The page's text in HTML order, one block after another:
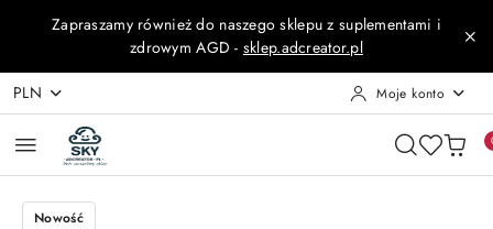
Przejdź do treści głównej
Przejdź do wyszukiwarki
Przejdź do moje konto
Przejdź do menu głównego
Przejdź do opisu produktu
Przejdź do stopki
Zapraszamy również do naszego sklepu z suplementami i
zdrowym AGD - sklep.adcreator.pl
PLN Moje konto
Nowość